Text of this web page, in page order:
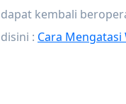
kembali
: Cara Mengatasi